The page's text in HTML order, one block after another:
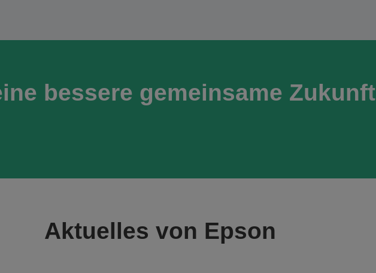
bessere gemeinsame Zukunft
Aktuelles von Epson